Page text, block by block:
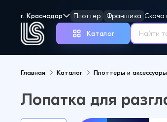
г. Краснодар Франшиза
Плоттер
Каталог
Главная Каталог Плоттеры и
Лопатка для